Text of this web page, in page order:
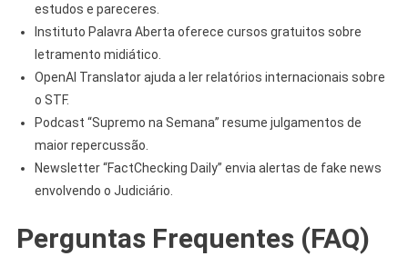
estudos e pareceres.
Instituto Palavra Aberta oferece cursos gratuitos sobre
letramento midiático.
OpenAI Translator ajuda a ler relatórios internacionais sobre
o STF.
Podcast “Supremo na Semana” resume julgamentos de
maior repercussão.
Newsletter “FactChecking Daily” envia alertas de fake news
envolvendo o Judiciário.
Perguntas Frequentes (FAQ)